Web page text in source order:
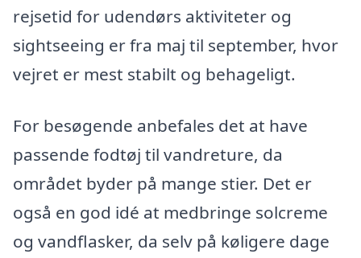
rejsetid for udendørs aktiviteter og
sightseeing er fra maj til september, hvor
vejret er mest stabilt og behageligt.
For besøgende anbefales det at have
passende fodtøj til vandreture, da
området byder på mange stier. Det er
også en god idé at medbringe solcreme
og vandflasker, da selv på køligere dage